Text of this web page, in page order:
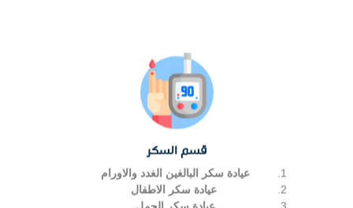
قسم السكر
عيادة سكر البالغين الغدد والاورام
عيادة سكر الاطفال
عيادة سكر الحمل